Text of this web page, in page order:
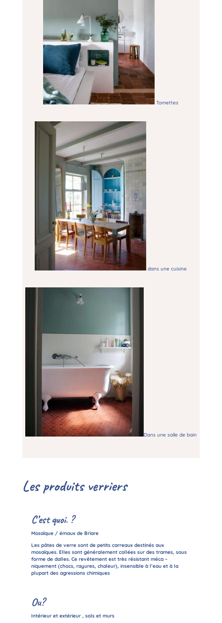
Tomettes
dans une cuisine
Dans une salle de bain
Les produits verriers
C’est quoi. ?
Mosaïque / émaux de Briare
Les pâtes de verre sont de petits carreaux destinés aux
mosaïques. Elles sont généralement collées sur des trames, sous
forme de dalles. Ce revêtement est très résistant méca –
niquement (chocs, rayures, chaleur), insensible à l’eau et à la
plupart des agressions chimiques
Ou?
Intérieur et extérieur , sols et murs